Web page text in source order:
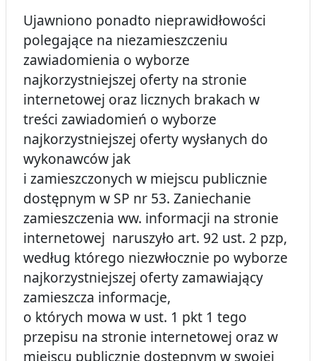
Ujawniono ponadto nieprawidłowości
polegające na niezamieszczeniu
zawiadomienia o wyborze
najkorzystniejszej oferty na stronie
internetowej oraz licznych brakach w
treści zawiadomień o wyborze
najkorzystniejszej oferty wysłanych do
wykonawców jak
i zamieszczonych w miejscu publicznie
dostępnym w SP nr 53. Zaniechanie
zamieszczenia ww. informacji na stronie
internetowej naruszyło art. 92 ust. 2 pzp,
według którego niezwłocznie po wyborze
najkorzystniejszej oferty zamawiający
zamieszcza informacje,
o których mowa w ust. 1 pkt 1 tego
przepisu na stronie internetowej oraz w
miejscu publicznie dostępnym w swojej